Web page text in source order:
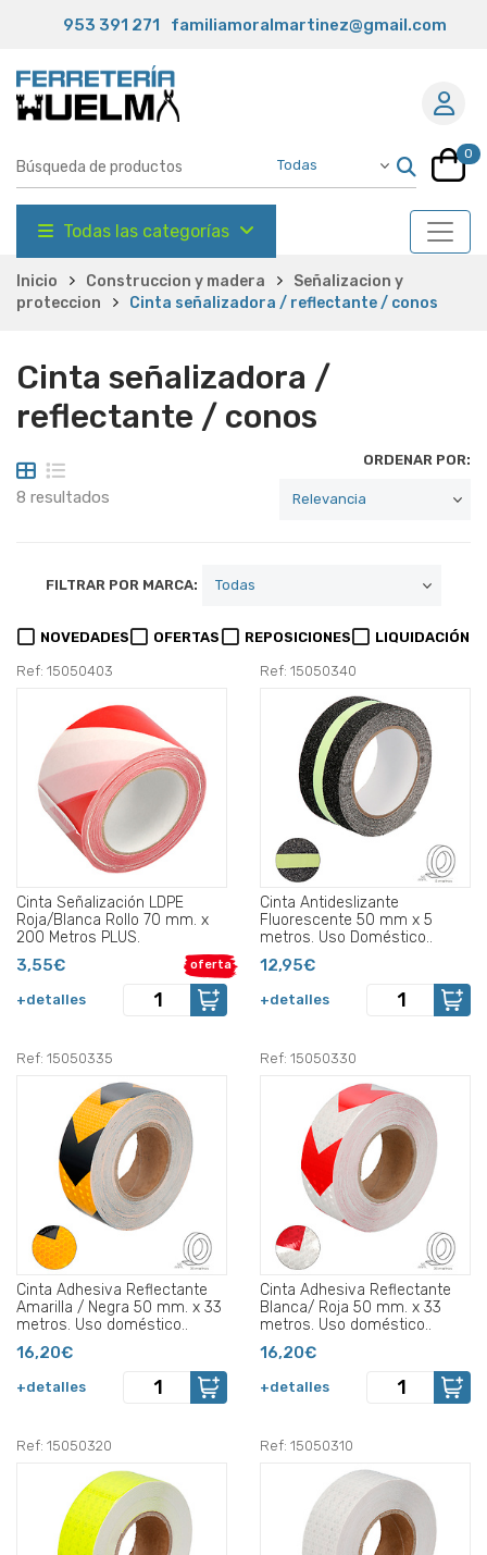
953 391 271 familiamoralmartinez@gmail.com
0
Todas las categorías
Inicio Construccion y madera
Señalizacion y
proteccion
Cinta señalizadora / reflectante / conos
Cinta señalizadora /
reflectante / conos
8 resultados
ORDENAR POR:
FILTRAR POR MARCA:
NOVEDADES OFERTAS REPOSICIONES LIQUIDACIÓN
Ref: 15050403
Cinta Señalización LDPE
Roja/Blanca Rollo 70 mm. x
200 Metros PLUS.
oferta
3,55€
+detalles
Ref: 15050340
Cinta Antideslizante
Fluorescente 50 mm x 5
metros. Uso Doméstico..
12,95€
+detalles
Ref: 15050335
Cinta Adhesiva Reflectante
Amarilla / Negra 50 mm. x 33
metros. Uso doméstico..
16,20€
+detalles
Ref: 15050330
Cinta Adhesiva Reflectante
Blanca/ Roja 50 mm. x 33
metros. Uso doméstico..
16,20€
+detalles
Ref: 15050320 Ref: 15050310